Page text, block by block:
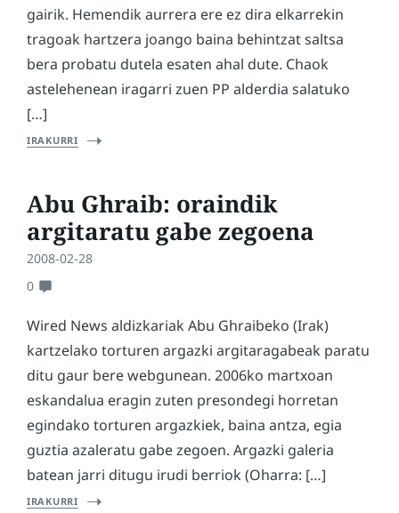
gairik. Hemendik aurrera ere ez dira elkarrekin
tragoak hartzera joango baina behintzat saltsa
bera probatu dutela esaten ahal dute. Chaok
astelehenean iragarri zuen PP alderdia salatuko
[…]
IRAKURRI
Abu Ghraib: oraindik
argitaratu gabe zegoena
2008-02-28
0
Wired News aldizkariak Abu Ghraibeko (Irak)
kartzelako torturen argazki argitaragabeak paratu
ditu gaur bere webgunean. 2006ko martxoan
eskandalua eragin zuten presondegi horretan
egindako torturen argazkiek, baina antza, egia
guztia azaleratu gabe zegoen. Argazki galeria
batean jarri ditugu irudi berriok (Oharra: […]
IRAKURRI